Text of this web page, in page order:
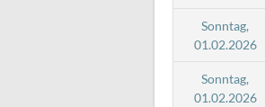
Sonntag,
01.02.2026
Sonntag,
01.02.2026